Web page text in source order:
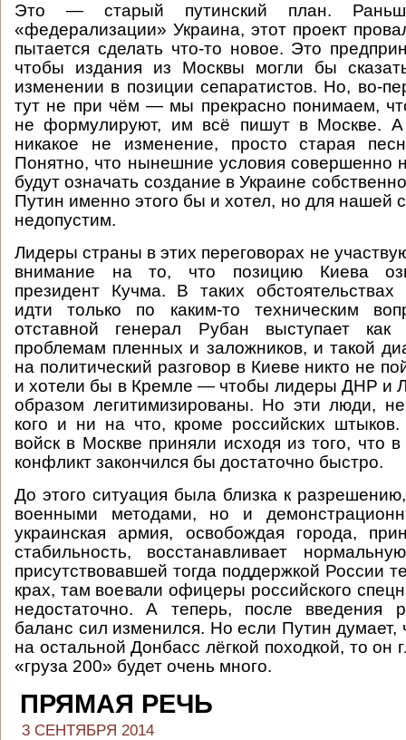
Это — старый путинский план.
«федерализации» Украина, этот проект
пытается сделать что-то новое. Это
чтобы издания из Москвы могли бы
изменении в позиции сепаратистов. Но, во-
тут не при чём — мы прекрасно понимаем,
не формулируют, им всё пишут в Москве.
никакое не изменение, просто старая
Понятно, что нынешние условия совершенно
будут означать создание в Украине
Путин именно этого бы и хотел, но для нашей
недопустим.
Лидеры страны в этих переговорах не
внимание на то, что позицию Киева
президент Кучма. В таких обстоятельствах
идти только по каким-то техническим
отставной генерал Рубан выступает как
проблемам пленных и заложников, и такой
на политический разговор в Киеве никто не
и хотели бы в Кремле — чтобы лидеры ДНР и
образом легитимизированы. Но эти люди,
кого и ни на что, кроме российских
войск в Москве приняли исходя из того, что
конфликт закончился бы достаточно быстро.
До этого ситуация была близка к
военными методами, но и
украинская армия, освобождая города,
стабильность, восстанавливает
присутствовавшей тогда поддержкой России
крах, там воевали офицеры российского
недостаточно. А теперь, после введения
баланс сил изменился. Но если Путин думает,
на остальной Донбасс лёгкой походкой, то он
«груза 200» будет очень много.
ПРЯМАЯ РЕЧЬ
3 СЕНТЯБРЯ 2014